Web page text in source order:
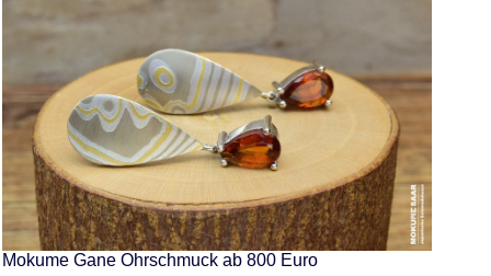
Mokume Gane Ohrschmuck ab 800 Euro